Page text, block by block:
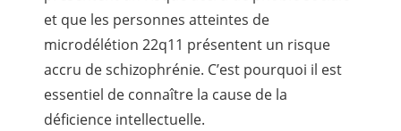
et que les personnes atteintes de
microdélétion 22q11 présentent un risque
accru de schizophrénie. C’est pourquoi il est
essentiel de connaître la cause de la
déficience intellectuelle.